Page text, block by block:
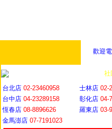
歡迎
社
台北店 02-23460958 士林店 02-
台中店 04-23289158 彰化店 04-
恆春店 08-8896626 羅東店 03-
金馬澎店 07-7191023